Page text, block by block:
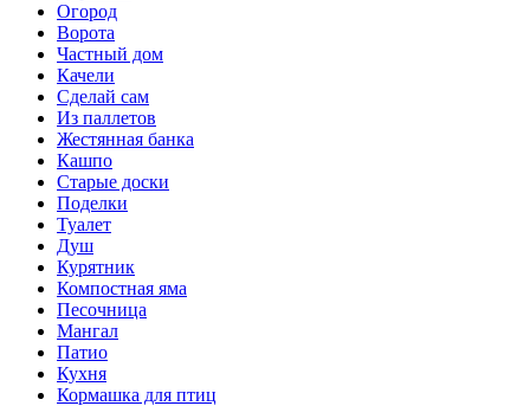
Огород
Ворота
Частный дом
Качели
Сделай сам
Из паллетов
Жестянная банка
Кашпо
Старые доски
Поделки
Туалет
Душ
Курятник
Компостная яма
Песочница
Мангал
Патио
Кухня
Кормашка для птиц